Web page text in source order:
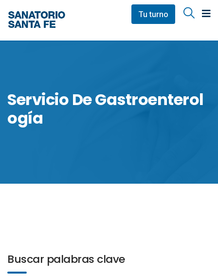
Tu turno
Servicio De Gastroenterol
Ogía
Buscar palabras clave